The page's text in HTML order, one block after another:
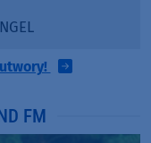
FM